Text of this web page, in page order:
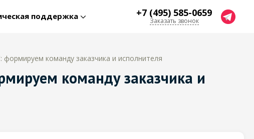
поддержка +7 (495) 585-0659
Заказать звонок
команду заказчика и исполнителя
команду заказчика и